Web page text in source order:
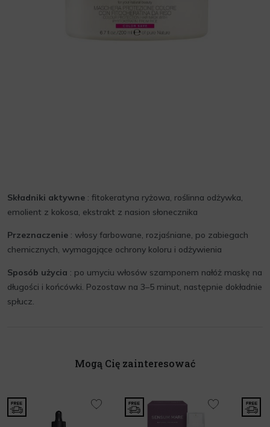
Składniki aktywne : fitokeratyna ryżowa, roślinna odżywka,
emolient z kokosa, ekstrakt z nasion słonecznika
Przeznaczenie : włosy farbowane, rozjaśniane, po zabiegach
chemicznych, wymagające ochrony koloru i odżywienia
Sposób użycia : po umyciu włosów szamponem nałóż maskę na
długości i końcówki. Pozostaw na 3–5 minut, następnie dokładnie
spłucz.
Mogą Cię zainteresować